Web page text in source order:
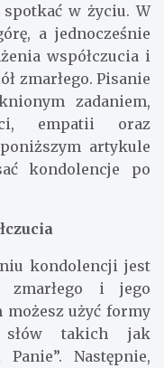
w życiu. W
a jednocześnie
współczucia i
zmarłego. Pisanie
zadaniem,
empatii oraz
artykule
kondolencje po
kondolencji jest
zmarłego i jego
użyć formy
słów takich jak
Następnie,